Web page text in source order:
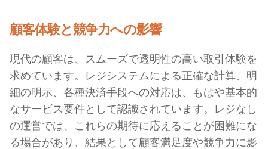
顧客体験と競争力への影響
現代の顧客は、スムーズで透明性の高い取引体験を
求めています。レジシステムによる正確な計算、明
細の明示、各種決済手段への対応は、もはや基本的
なサービス要件として認識されています。レジなし
の運営では、これらの期待に応えることが困難にな
る場合があり、結果として顧客満足度や競争力に影